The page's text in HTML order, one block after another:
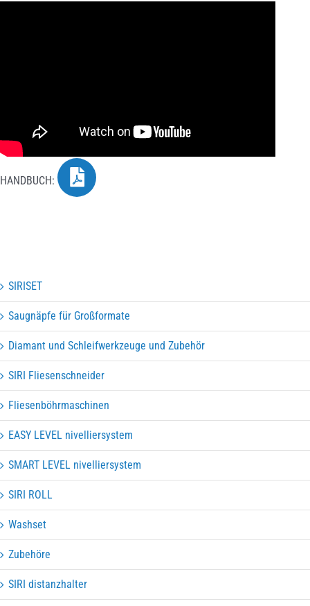
HANDBUCH:
SIRISET
Saugnäpfe für Großformate
Diamant und Schleifwerkzeuge und Zubehör
SIRI Fliesenschneider
Fliesenböhrmaschinen
EASY LEVEL nivelliersystem
SMART LEVEL nivelliersystem
SIRI ROLL
Washset
Zubehöre
SIRI distanzhalter